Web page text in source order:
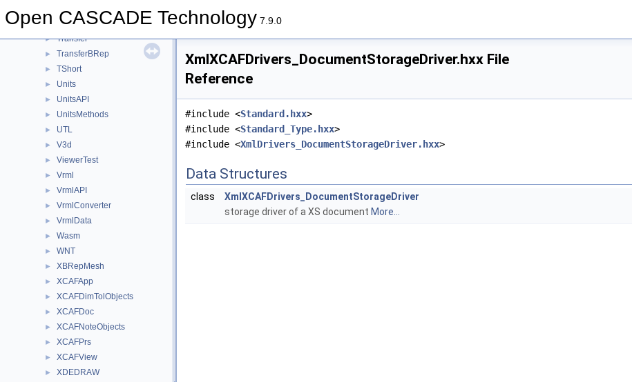
Open CASCADE Technology 7.9.0
► TPrsStd
► Transfer
► TransferBRep
► TShort
► Units
► UnitsAPI
► UnitsMethods
► UTL
► V3d
► ViewerTest
► Vrml
► VrmlAPI
► VrmlConverter
► VrmlData
► Wasm
► WNT
► XBRepMesh
► XCAFApp
► XCAFDimTolObjects
► XCAFDoc
► XCAFNoteObjects
► XCAFPrs
► XCAFView
► XDEDRAW
XmlXCAFDrivers_DocumentStorageDriver.hxx File
Reference
#include <Standard.hxx>
#include <Standard_Type.hxx>
#include <XmlDrivers_DocumentStorageDriver.hxx>
Data Structures
class
XmlXCAFDrivers_DocumentStorageDriver
storage driver of a XS document More...